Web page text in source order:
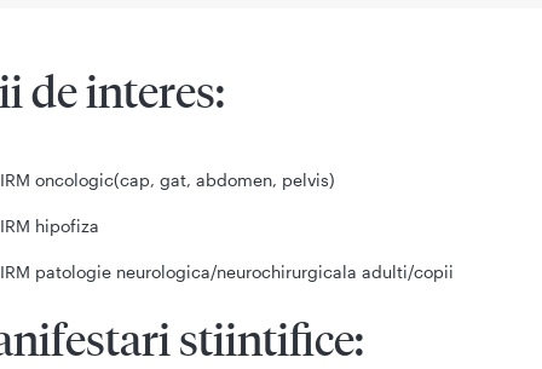
de interes:
IRM oncologic(cap, gat, abdomen, pelvis)
IRM hipofiza
IRM patologie neurologica/neurochirurgicala adulti/copii
stiintifice: